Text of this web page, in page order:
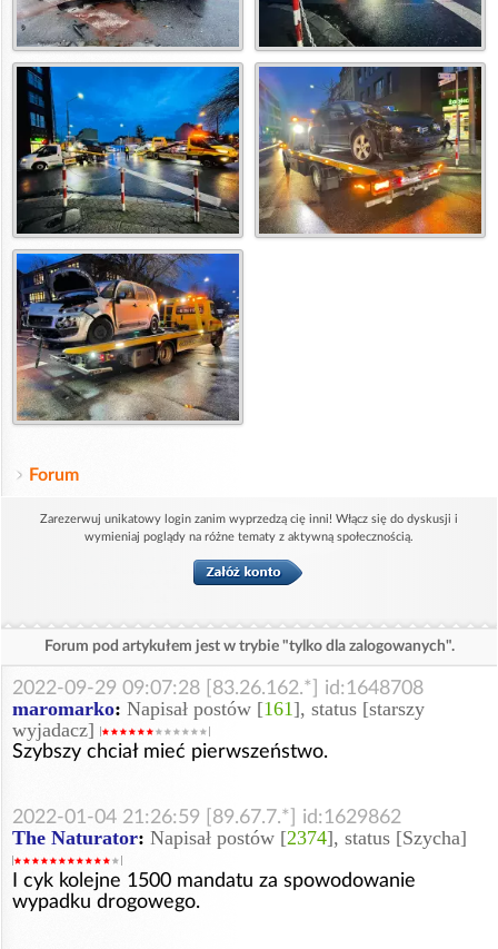
Forum
Zarezerwuj unikatowy login zanim wyprzedzą cię inni! Włącz się do dyskusji i
wymieniaj poglądy na różne tematy z aktywną społecznością.
Forum pod artykułem jest w trybie "tylko dla zalogowanych".
2022-09-29 09:07:28 [83.26.162.*] id:1648708
maromarko: Napisał postów [161], status [starszy
wyjadacz]
Szybszy chciał mieć pierwszeństwo.
2022-01-04 21:26:59 [89.67.7.*] id:1629862
The Naturator: Napisał postów [2374], status [Szycha]
I cyk kolejne 1500 mandatu za spowodowanie
wypadku drogowego.